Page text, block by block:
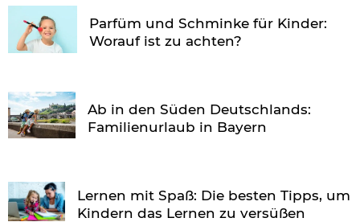
Parfüm und Schminke für Kinder:
Worauf ist zu achten?
Ab in den Süden Deutschlands:
Familienurlaub in Bayern
Lernen mit Spaß: Die besten Tipps, um
Kindern das Lernen zu versüßen